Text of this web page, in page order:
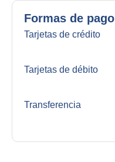
Formas de pago
Tarjetas de crédito
Tarjetas de débito
Transferencia